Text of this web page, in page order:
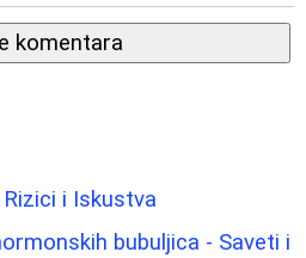
komentara
i Iskustva
bubuljica - Saveti i